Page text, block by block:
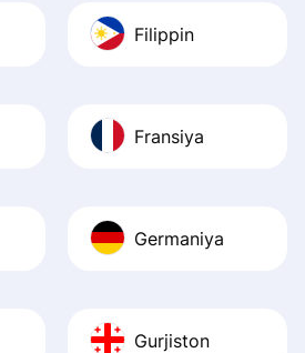
Filippin
Fransiya
Germaniya
Gurjiston